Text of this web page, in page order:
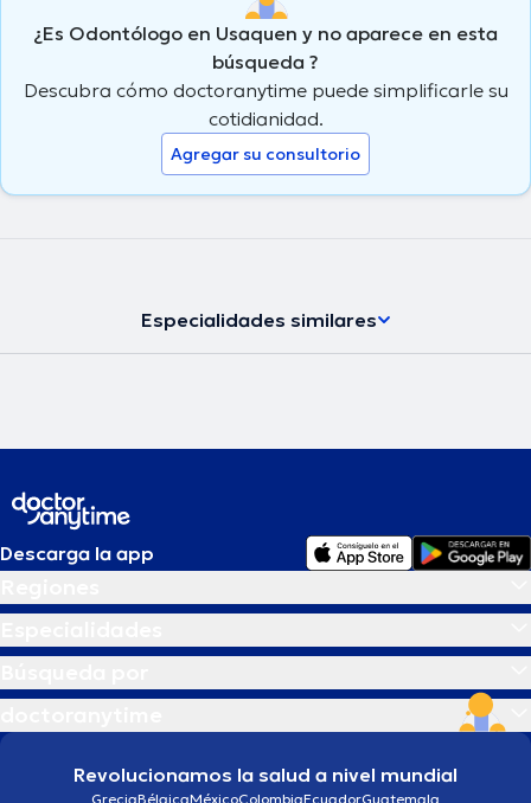
¿Es Odontólogo en Usaquen y no aparece en esta
búsqueda ?
Descubra cómo doctoranytime puede simplificarle su
cotidianidad.
Agregar su consultorio
Especialidades similares
Descarga la app
Revolucionamos la salud a nivel mundial
GreciaBélgicaMéxicoColombiaEcuadorGuatemala